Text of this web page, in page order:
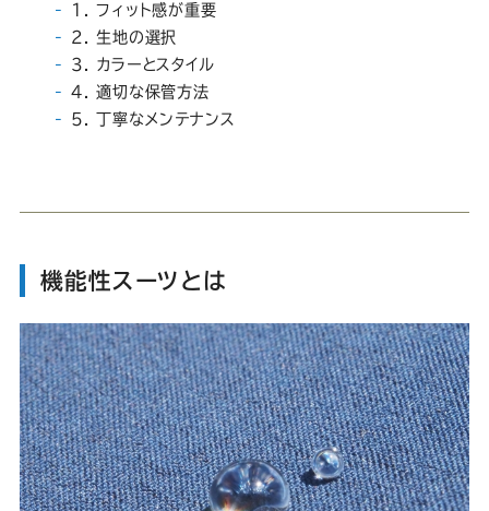
1. フィット感が重要
2. 生地の選択
3. カラーとスタイル
4. 適切な保管方法
5. 丁寧なメンテナンス
機能性スーツとは